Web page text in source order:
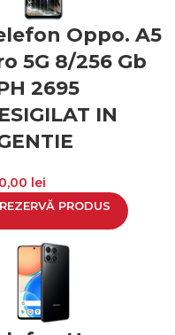
Oppo. A5
5G 8/256 Gb
2695
IN
lei
REZERVĂ PRODUS